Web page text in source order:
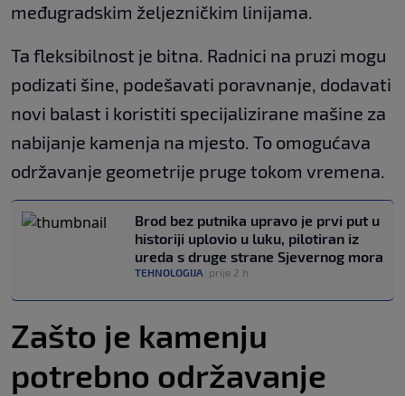
međugradskim željezničkim linijama.
Ta fleksibilnost je bitna. Radnici na pruzi mogu
podizati šine, podešavati poravnanje, dodavati
novi balast i koristiti specijalizirane mašine za
nabijanje kamenja na mjesto. To omogućava
održavanje geometrije pruge tokom vremena.
Brod bez putnika upravo je prvi put u
historiji uplovio u luku, pilotiran iz
ureda s druge strane Sjevernog mora
TEHNOLOGIJA prije 2 h
Zašto je kamenju
potrebno održavanje